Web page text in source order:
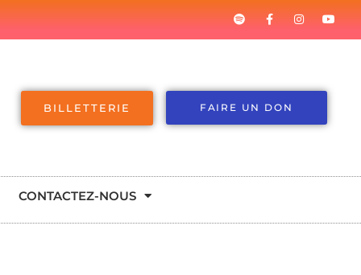
BILLETTERIE FAIRE UN DON
CONTACTEZ-NOUS